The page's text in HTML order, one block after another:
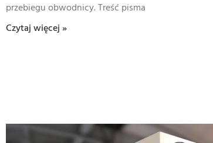
przebiegu obwodnicy. Treść pisma
Czytaj więcej »